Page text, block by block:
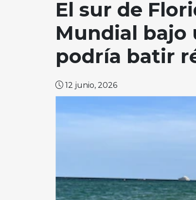
El sur de
Mundial bajo
podría batir
12 junio, 2026